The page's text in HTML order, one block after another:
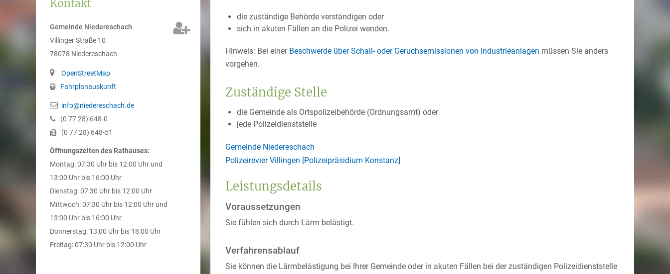
Kontakt
Gemeinde Niedereschach
Villinger Straße 10
78078 Niedereschach
OpenStreetMap
Fahrplanauskunft
info@niedereschach.de
(0 7728) 648-0
(0 7728) 648-51
Öffnungszeiten des Rathauses:
Montag: 07:30 Uhr bis 12:00 Uhr und
13:00 Uhr bis 16:00 Uhr
Dienstag: 07:30 Uhr bis 12:00 Uhr
Mittwoch: 07:30 Uhr bis 12:00 Uhr und
13:00 Uhr bis 16:00 Uhr
Donnerstag: 13:00 Uhr bis 18:00 Uhr
Freitag: 07:30 Uhr bis 12:00 Uhr
die zuständige Behörde verständigen oder
sich in akuten Fällen an die Polizei wenden.
Hinweis: Bei einer Beschwerde über Schall- oder Geruchsemissionen von Industrieanlagen müssen Sie anders
vorgehen.
Zuständige Stelle
die Gemeinde als Ortspolizeibehörde (Ordnungsamt) oder
jede Polizeidienststelle
Gemeinde Niedereschach
Polizeirevier Villingen [Polizeipräsidium Konstanz]
Leistungsdetails
Voraussetzungen
Sie fühlen sich durch Lärm belästigt.
Verfahrensablauf
Sie können die Lärmbelästigung bei Ihrer Gemeinde oder in akuten Fällen bei der zuständigen Polizeidienststelle